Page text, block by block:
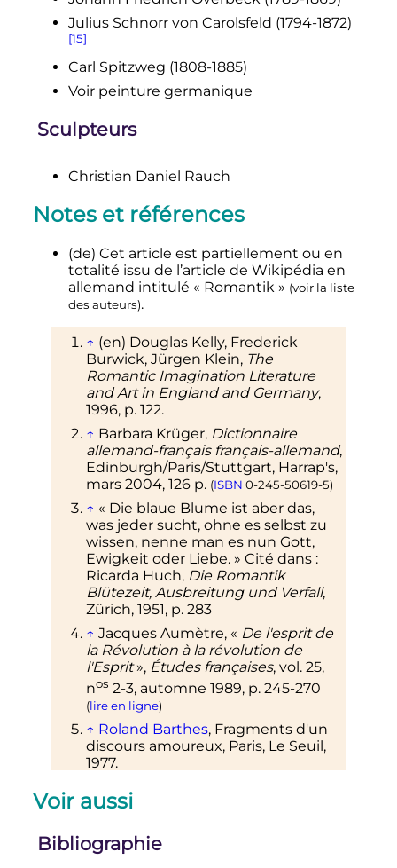
Julius Schnorr von Carolsfeld (1794-1872)
[15]
Carl Spitzweg (1808-1885)
Voir peinture germanique
Sculpteurs
Christian Daniel Rauch
Notes et références
(de) Cet article est partiellement ou en
totalité issu de l’article de Wikipédia en
allemand intitulé « Romantik» (voir la liste
des auteurs).
↑ (en) Douglas Kelly, Frederick
Burwick, Jürgen Klein, The
Romantic Imagination Literature
and Art in England and Germany,
1996, p. 122.
↑ Barbara Krüger, Dictionnaire
allemand-français français-allemand,
Edinburgh/Paris/Stuttgart, Harrap's,
mars 2004, 126 p. (ISBN 0-245-50619-5)
↑ « Die blaue Blume ist aber das,
was jeder sucht, ohne es selbst zu
wissen, nenne man es nun Gott,
Ewigkeit oder Liebe. » Cité dans :
Ricarda Huch, Die Romantik
Blütezeit, Ausbreitung und Verfall,
Zürich, 1951, p. 283
↑ Jacques Aumètre, « De l'esprit de
la Révolution à la révolution de
l'Esprit », Études françaises, vol. 25,
nos 2-3, automne 1989, p. 245-270
(lire en ligne)
↑ Roland Barthes, Fragments d'un
discours amoureux, Paris, Le Seuil,
1977.
féminines méconnues du
historiques de la Révolution
française, 2006/2 (
Voir aussi
Bibliographie